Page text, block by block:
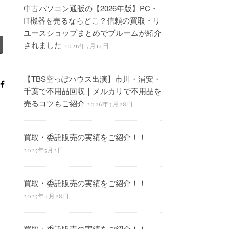
中古パソコン通販の【2026年版】PC・
IT機器を売るならどこ？信頼の買取・リ
ユースショップまとめでブルームが紹介
されました 2026年7月14日
【TBS空っぽハウス出演】市川・浦安・
千葉で不用品回収｜メルカリで不用品を
売るコツもご紹介 2026年3月28日
買取・委託販売の実績をご紹介！！
2025年5月2日
買取・委託販売の実績をご紹介！！
2025年4月28日